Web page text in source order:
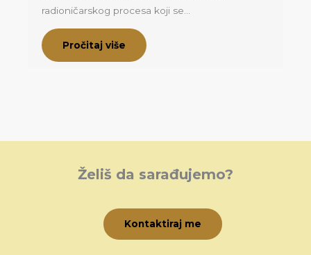
radioničarskog procesa koji se…
Pročitaj više
Želiš da sarađujemo?
Kontaktiraj me